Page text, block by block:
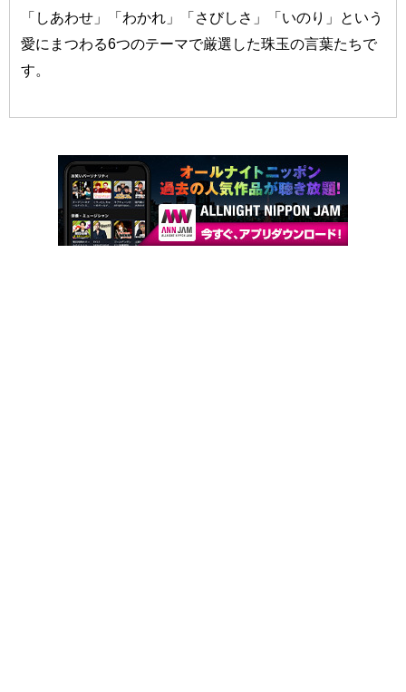
「しあわせ」「わかれ」「さびしさ」「いのり」という
愛にまつわる6つのテーマで厳選した珠玉の言葉たちで
す。